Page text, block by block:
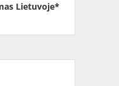
Lietuvoje*